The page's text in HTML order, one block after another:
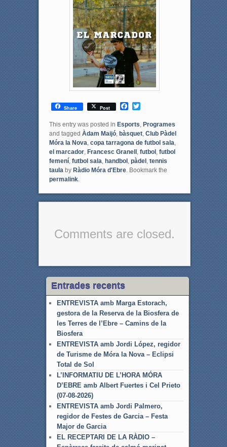
Share Post
F
c
e
b
o
o
k
T
t
t
e
r
This entry was posted in Esports, Programes
and tagged Àdam Maijó, bàsquet, Club Pàdel
Móra la Nova, copa tarragona de futbol sala,
el marcador, Francesc Granell , futbol , futbol
femení, futbol sala, handbol , pàdel , tennis
taulaby Ràdio Móra d'Ebre. Bookmark the
permalink.
Comments are closed.
Entrades recents
ENTREVISTA amb Marga Estorach,
gestora de la Reserva de la Biosfera de
les Terres de l’Ebre – Camins de la
Biosfera
ENTREVISTA amb Jordi López, regidor
de Turisme de Móra la Nova – Eclipsi
Total de Sol
L’INFORMATIU DE L’HORA MÓRA
D’EBRE amb Albert Fuertes i Cel Prieto
(07-08-2026)
ENTREVISTA amb Jordi Palmero,
regidor de Festes de Garcia – Festa
Major de Garcia
EL RECEPTARI DE LA RÀDIO –